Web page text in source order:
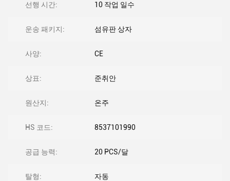
선행 시간: 10 작업 일수
운송 패키지: 섬유판 상자
사양: CE
상표: 준취안
원산지: 온주
HS 코드: 8537101990
공급 능력: 20 PCS/달
탈형: 자동